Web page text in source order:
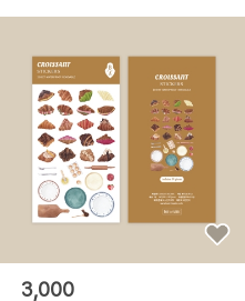
3,000